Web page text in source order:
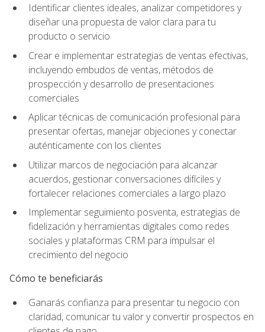
Identificar clientes ideales, analizar competidores y
diseñar una propuesta de valor clara para tu
producto o servicio
Crear e implementar estrategias de ventas efectivas,
incluyendo embudos de ventas, métodos de
prospección y desarrollo de presentaciones
comerciales
Aplicar técnicas de comunicación profesional para
presentar ofertas, manejar objeciones y conectar
auténticamente con los clientes
Utilizar marcos de negociación para alcanzar
acuerdos, gestionar conversaciones difíciles y
fortalecer relaciones comerciales a largo plazo
Implementar seguimiento posventa, estrategias de
fidelización y herramientas digitales como redes
sociales y plataformas CRM para impulsar el
crecimiento del negocio
Cómo te beneficiarás
Ganarás confianza para presentar tu negocio con
claridad, comunicar tu valor y convertir prospectos en